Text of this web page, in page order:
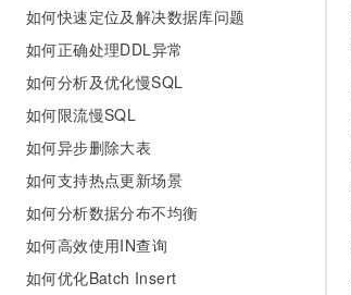
如何快速定位及解决数据库问题
如何正确处理DDL异常
如何分析及优化慢SQL
如何限流慢SQL
如何异步删除大表
如何支持热点更新场景
如何分析数据分布不均衡
如何高效使用IN查询
如何优化Batch Insert